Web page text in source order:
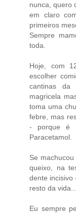
nunca, quero
em claro
primeiros
Sempre
toda.
Hoje, com
escolher
cantinas da
magricela
toma uma
febre, mas
- porque é
Paracetamol.
Se
queixo, na
dente incisivo
resto da vida...
Eu sempre